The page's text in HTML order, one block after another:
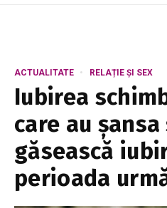
ACTUALITATE RELAȚIE ȘI SEX
Iubirea
care au șansa
găsească
perioada